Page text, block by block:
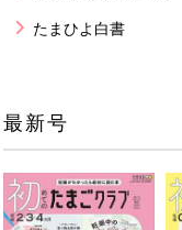
たまひよ白書
最新号